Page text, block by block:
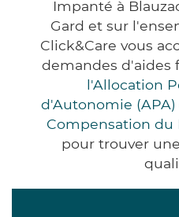
Impanté à
Gard et sur
Click&Care vous
demandes d'aides
l'Allocation
d'Autonomie (APA)
Compensation du
pour trouver